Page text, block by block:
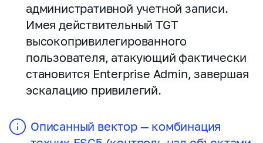
административной учетной записи.
Имея действительный TGT
высокопривилегированного
пользователя, атакующий фактически
становится Enterprise Admin, завершая
эскалацию привилегий.
Описанный вектор — комбинация